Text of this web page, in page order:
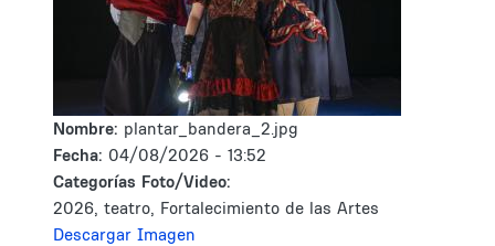
Nombre: plantar_bandera_2.jpg
Fecha: 04/08/2026 - 13:52
Categorías Foto/Video:
2026, teatro, Fortalecimiento de las Artes
Descargar Imagen